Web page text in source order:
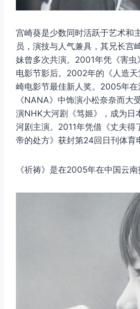
宫崎葵是少数同时活跃于艺术和
员，演技与人气兼具，其兄长宫
妹曾多次共演。2001年凭《害虫
电影节影后。2002年的《人造
崎电影节最佳新人奖。2005年在
《NANA》中饰演小松奈奈而大
演NHK大河剧《笃姬》，成为日
河剧主演。2011年凭借《丈夫得
帝的处方》获封第24回日刊体育
《祈祷》是在2005年在中国云